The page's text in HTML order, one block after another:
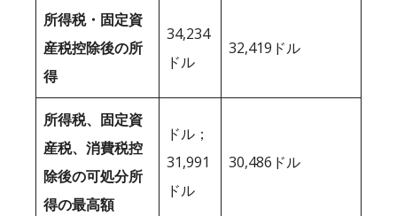
所得税・固定資
産税控除後の所
得
34,234
ドル
32,419ドル
所得税、固定資
産税、消費税控
除後の可処分所
得の最高額
ドル；
31,991
ドル
30,486ドル